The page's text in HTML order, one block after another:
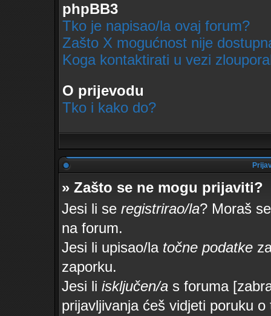
phpBB3
Tko je napisao/la ovaj forum?
Zašto X mogućnost nije
Koga kontaktirati u vezi
O prijevodu
Tko i kako do?
» Zašto se ne mogu prijaviti?
Jesi li se registrirao/la? Moraš
na forum.
Jesi li upisao/la točne podatke
zaporku.
Jesi li isključen/a s foruma
prijavljivanja ćeš vidjeti poruku